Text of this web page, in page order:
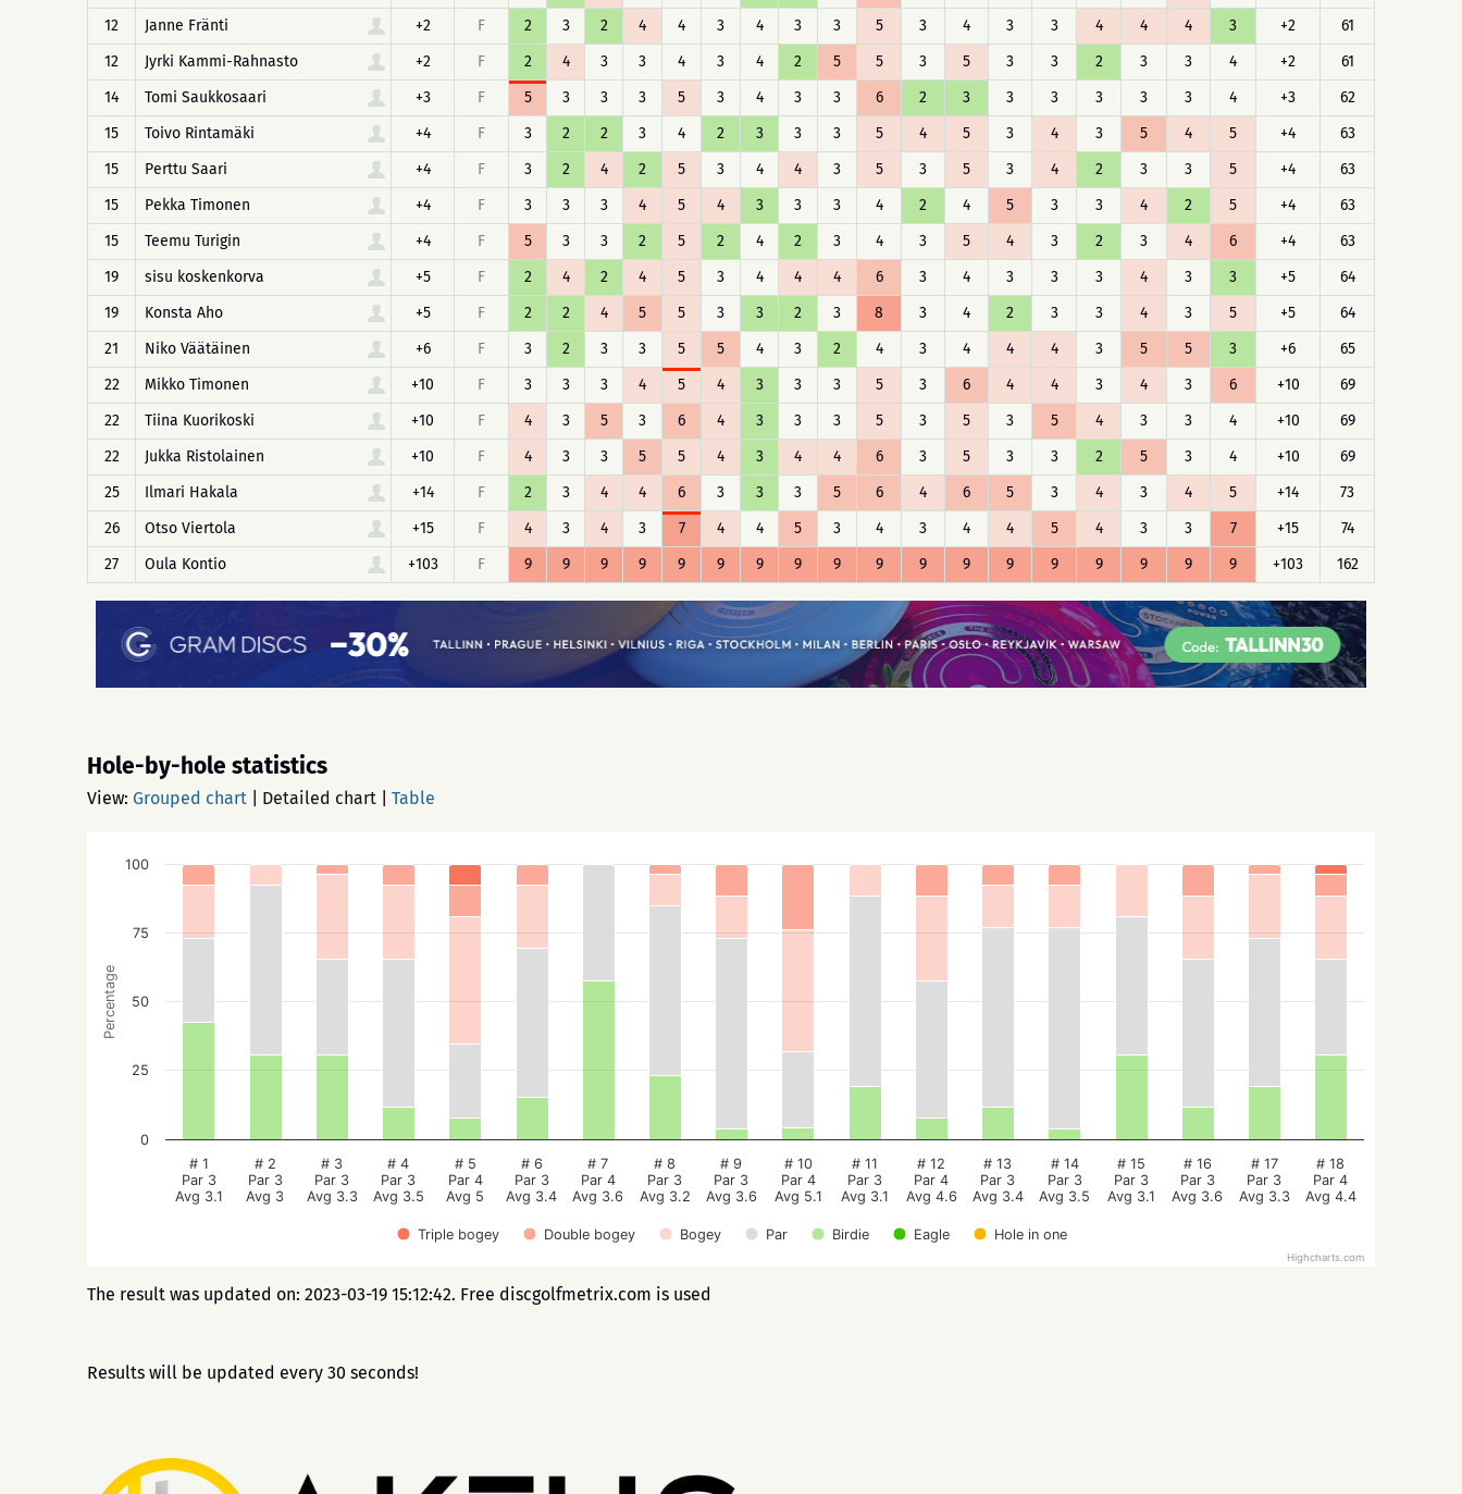
12
Janne Fränti +2 F 2 3 2 4 4 3 4 3 3 5 3 4 3 3 4 4 4 3 +2
61
12
Jyrki Kammi-Rahnasto +2 F 2 4 3 3 4 3 4 2 5 5 3 5 3 3 2 3 3 4 +2
61
14
Tomi Saukkosaari +3 F 5 3 3 3 5 3 4 3 3 6 2 3 3 3 3 3 3 4 +3
62
15
Toivo Rintamäki +4 F 3 2 2 3 4 2 3 3 3 5 4 5 3 4 3 5 4 5 +4
63
15
Perttu Saari +4 F 3 2 4 2 5 3 4 4 3 5 3 5 3 4 2 3 3 5 +4
63
15
Pekka Timonen +4 F 3 3 3 4 5 4 3 3 3 4 2 4 5 3 3 4 2 5 +4
63
15
Teemu Turigin +4 F 5 3 3 2 5 2 4 2 3 4 3 5 4 3 2 3 4 6 +4
63
19
sisu koskenkorva +5 F 2 4 2 4 5 3 4 4 4 6 3 4 3 3 3 4 3 3 +5
64
19
Konsta Aho +5 F 2 2 4 5 5 3 3 2 3 8 3 4 2 3 3 4 3 5 +5
64
21
Niko Väätäinen +6 F 3 2 3 3 5 5 4 3 2 4 3 4 4 4 3 5 5 3 +6
65
22
Mikko Timonen +10 F 3 3 3 4 5 4 3 3 3 5 3 6 4 4 3 4 3 6 +10
69
22
Tiina Kuorikoski +10 F 4 3 5 3 6 4 3 3 3 5 3 5 3 5 4 3 3 4 +10
69
22
Jukka Ristolainen +10 F 4 3 3 5 5 4 3 4 4 6 3 5 3 3 2 5 3 4 +10
69
25
Ilmari Hakala +14 F 2 3 4 4 6 3 3 3 5 6 4 6 5 3 4 3 4 5 +14
73
26
Otso Viertola +15 F 4 3 4 3 7 4 4 5 3 4 3 4 4 5 4 3 3 7 +15
74
27
Oula Kontio +103 F 9 9 9 9 9 9 9 9 9 9 9 9 9 9 9 9 9 9 +103 162
Hole-by-hole statistics
View: Grouped chart Detailed chart Table
Percentage
Triple bogey Double bogey Bogey Par Birdie Eagle Hole in one
# 1
Par 3
Avg 3.1
# 2
Par 3
Avg 3
# 3
Par 3
Avg 3.3
# 4
Par 3
Avg 3.5
# 5
Par 4
Avg 5
# 6
Par 3
Avg 3.4
# 7
Par 4
Avg 3.6
# 8
Par 3
Avg 3.2
# 9
Par 3
Avg 3.6
# 10
Par 4
Avg 5.1
# 11
Par 3
Avg 3.1
# 12
Par 4
Avg 4.6
# 13
Par 3
Avg 3.4
# 14
Par 3
Avg 3.5
# 15
Par 3
Avg 3.1
# 16
Par 3
Avg 3.6
# 17
Par 3
Avg 3.3
# 18
Par 4
Avg 4.4
0
25
50
75
100
Highcharts.com
The result was updated on: 2023-03-19 15:12:42. Free discgolfmetrix.com is used
Results will be updated every 30 seconds!